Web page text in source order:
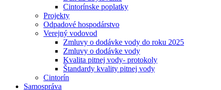
Cintorínske poplatky
Projekty
Odpadové hospodárstvo
Verejný vodovod
Zmluvy o dodávke vody do roku 2025
Zmluvy o dodávke vody
Kvalita pitnej vody- protokoly
Štandardy kvality pitnej vody
Cintorín
Samospráva